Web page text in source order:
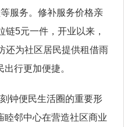
服务。修补服务价格亲
链5元一件，开业以来，
还为社区居民提供租借雨
行更加便捷。
钟便民生活圈的重要形
睦邻中心在营造社区商业